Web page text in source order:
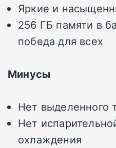
Яркие и
256 ГБ памяти в
победа для всех
Минусы
Нет выделенного
Нет
охлаждения